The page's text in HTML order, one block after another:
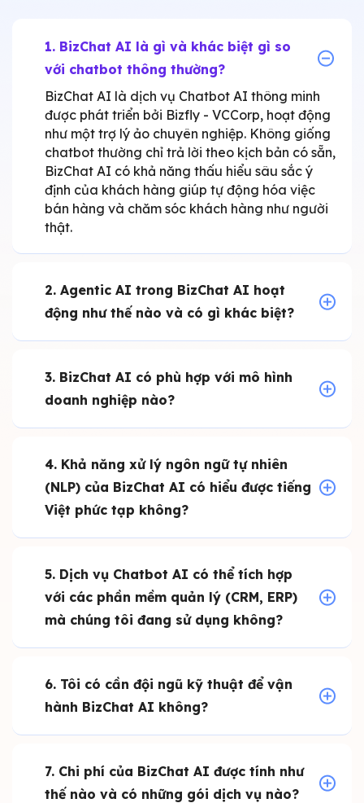
1. BizChat AI là gì và khác biệt gì so
với chatbot thông thường?
BizChat AI là dịch vụ Chatbot AI thông minh
được phát triển bởi Bizfly - VCCorp, hoạt động
như một trợ lý ảo chuyên nghiệp. Không giống
chatbot thường chỉ trả lời theo kịch bản có sẵn,
BizChat AI có khả năng thấu hiểu sâu sắc ý
định của khách hàng giúp tự động hóa việc
bán hàng và chăm sóc khách hàng như người
thật.
2. Agentic AI trong BizChat AI hoạt
động như thế nào và có gì khác biệt?
3. BizChat AI có phù hợp với mô hình
doanh nghiệp nào?
4. Khả năng xử lý ngôn ngữ tự nhiên
(NLP) của BizChat AI có hiểu được tiếng
Việt phức tạp không?
5. Dịch vụ Chatbot AI có thể tích hợp
với các phần mềm quản lý (CRM, ERP)
mà chúng tôi đang sử dụng không?
6. Tôi có cần đội ngũ kỹ thuật để vận
hành BizChat AI không?
7. Chi phí của BizChat AI được tính như
thế nào và có những gói dịch vụ nào?